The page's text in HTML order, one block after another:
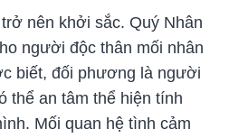
nên khởi sắc. Quý Nhân
người độc thân mối nhân
biết, đối phương là người
thể an tâm thể hiện tính
Mối quan hệ tình cảm